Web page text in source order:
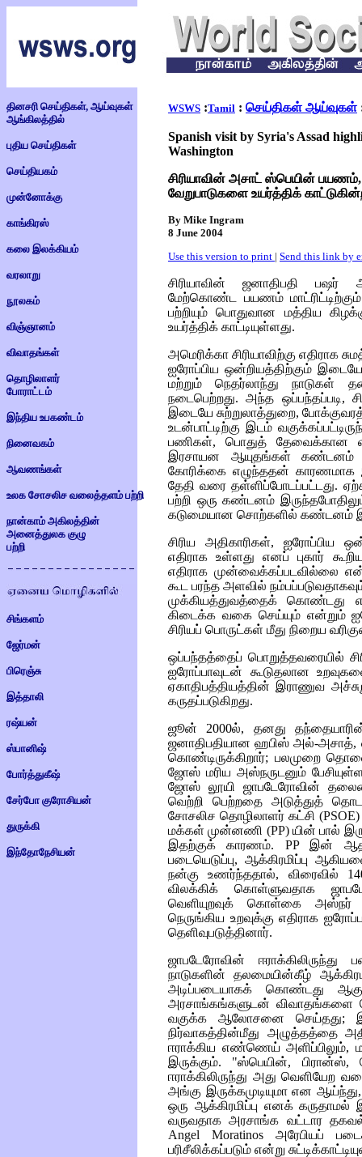
தினசரி செய்திகள், ஆய்வுகள்
ஆங்கிலத்தில்
புதிய செய்திகள்
செய்தியகம்
முன்னோக்கு
காங்கிரஸ்
கலை இலக்கியம்
வரலாறு
நூலகம்
விஞ்ஞானம்
விவாதங்கள்
தொழிலாளர்
போராட்டம்
இந்திய உபகண்டம்
நினைவகம்
ஆவணங்கள்
உலக சோசலிச வலைத்தளம் பற்றி
நான்காம் அகிலத்தின்
அனைத்துலக குழு
பற்றி
சிங்களம்
ஜேர்மன்
பிரெஞ்சு
இத்தாலி
ரஷ்யன்
ஸ்பானிஷ்
போர்த்துகீஷ்
சேர்போ குரோசியன்
துருக்கி
இந்தோநேசியன்
WSWS :Tamil : செய்திகள் ஆய்வுகள்
Spanish visit by Syria's Assad
Washington
சிரியாவின் அசாட் ஸ்பெயின் பயணம்,
வேறுபாடுகளை உயர்த்திக்
By Mike Ingram
8 June 2004
Use this version to print | Send this link by
சிரியாவின் ஜனாதிபதி பஷர்
மேற்கொண்ட பயணம்
பற்றியும் பொதுவான மத்திய
உயர்த்திக் காட்டியுள்ளது.
அமெரிக்கா சிரியாவிற்கு எதிராக
ஐரோப்பிய ஒன்றியத்திற்கும்
மற்றும் நெதர்லாந்து நாடுகள்
நடைபெற்றது. அந்த ஒப்பந்தப்படி,
இடையே சுற்றுலாத்துறை,
உடன்பாட்டிற்கு இடம்
பணிகள், பொதுத் தேவைக்கான
இரசாயன ஆயுதங்கள் கண்டனம்
கோரிக்கை எழுந்ததன்
தேதி வரை தள்ளிப்போடப்பட்டது.
பற்றி ஒரு கண்டனம்
கடுமையான சொற்களில் கண்டனம்
சிரிய அதிகாரிகள், ஐரோப்பிய
எதிராக உள்ளது எனப் புகார்
எதிராக முன்வைக்கப்படவில்லை
கூட பரந்த அளவில்
முக்கியத்துவத்தைக் கொண்டது
கிடைக்க வகை செய்யும் என்றும்
சிரியப் பொருட்கள் மீது நிறைய
ஒப்பந்தத்தைப் பொறுத்தவரையில்
ஐரோப்பாவுடன் கூடுதலான
ஏகாதிபத்தியத்தின் இராணுவ
கருதப்படுகிறது.
ஜூன் 2000ல், தனது
ஜனாதிபதியான ஹபிஸ் அல்-அசாத்,
கொண்டிருக்கிறார்; பலமுறை
ஜோஸ் மரிய அஸ்நருடனும்
ஜோஸ் லூயி ஜாபடேரோவின்
வெற்றி பெற்றதை அடுத்துத்
சோசலிச தொழிலாளர் கட்சி (PSOE)
மக்கள் முன்னணி (PP) யின் பால்
இதற்குக் காரணம். PP இன்
படையெடுப்பு, ஆக்கிரமிப்பு
நன்கு உணர்ந்ததால், விரைவில்
விலக்கிக் கொள்ளுவதாக
வெளியுறவுக் கொள்கை அஸ்நர்
நெருங்கிய உறவுக்கு எதிராக
தெளிவுபடுத்தினார்.
ஜாபடேரோவின்
நாடுகளின் தலமையின்கீழ்
அடிப்படையாகக் கொண்டது
அரசாங்கங்களுடன் விவாதங்களை
வகுக்க ஆலோசனை செய்தது;
நிர்வாகத்தின்மீது அழுத்தத்தை
ஈராக்கிய எண்ணெய் அளிப்பிலும்,
இருக்கும். "ஸ்பெயின், பிரான்ஸ்,
ஈராக்கிலிருந்து அது வெளியேற
அங்கு இருக்கமுடியுமா என
ஒரு ஆக்கிரமிப்பு எனக் கருதாமல்
வருவதாக அரசாங்க வட்டார
Angel Moratinosஅரேபியப்
பரிசீலிக்கப்படும் என்று